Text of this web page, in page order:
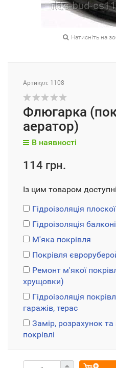
Натисніть на
Артикул: 1108
Флюгарка
аератор)
В наявності
114 грн.
Із цим товаром
Гідроізоляція
Гідроізоляція
М'яка покрівля
Покрівля
Ремонт м'якої
хрущовки)
Гідроізоляція
гаражів, терас
Замір, розрахунок та
покрівлі